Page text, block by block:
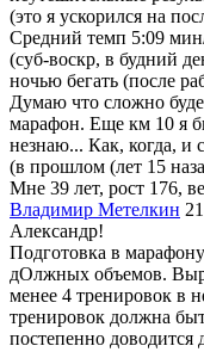
(это я ускорился на
Средний темп 5:09
(суб-воскр, в будний
ночью бегать (после
Думаю что сложно
марафон. Еще км 10 я
незнаю... Как, когда, и
(в прошлом (лет 15
Мне 39 лет, рост 176,
Владимир Метелкин
Александр!
Подготовка в
дОлжных объемов.
менее 4 тренировок в
тренировок должна
постепенно доводится